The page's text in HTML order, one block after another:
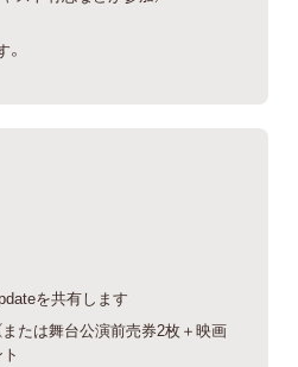
を共有します
または舞台公演前売券2枚＋映画